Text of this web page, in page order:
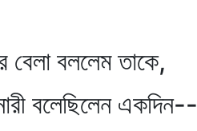
বললেম তাকে,
একদিন--